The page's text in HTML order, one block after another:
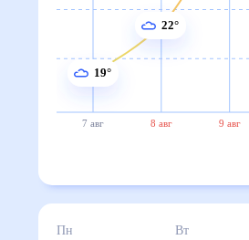
7 авг 8 авг 9 авг
19°
22°
Пн Вт